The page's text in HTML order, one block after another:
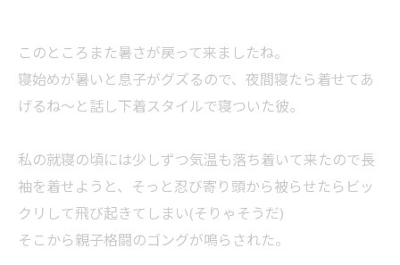
このところまた暑さが戻って来ましたね。
寝始めが暑いと息子がグズるので、夜間寝たら着せてあ
げるね〜と話し下着スタイルで寝ついた彼。
私の就寝の頃には少しずつ気温も落ち着いて来たので長
袖を着せようと、そっと忍び寄り頭から被らせたらビッ
クリして飛び起きてしまい(そりゃそうだ)
そこから親子格闘のゴングが鳴らされた。